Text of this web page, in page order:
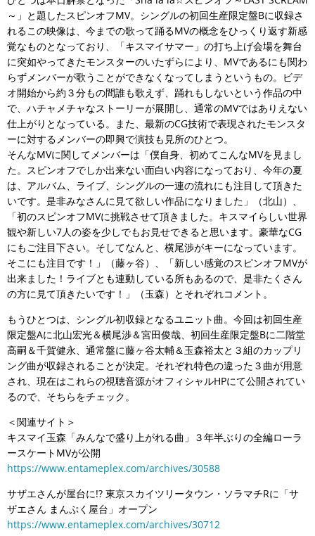
～」と題したスピンオフMV。シングルの初回生産限定盤Bに収録さ
れるこの映像は、今までの歌って踊るMVの概念をひっくり返す新感
覚なものとなっており、「キスマイサマー」の打ち上げ会場を舞台
に突如やってきたモンスターのいたずらにより、MVであるにも関わ
らずメンバーが歌うことができなくなってしまうというもの。ビデ
オ開始から約３分もの間誰も歌えず、踊れもしないという作品の中
で、ハチャメチャなストーリーが展開し、通常のMVではありえない
仕上がりとなっている。また、最新のCG技術で表現されたモンスタ
ーに対するメンバーの即興で演技も見所のひとつ。
そんなMVに関してメンバーは「僕自身、初めてこんなMVを見まし
た。スピンオフでしか出来ない面白い内容になっており、今年の夏
は、アルバム、ライブ、シングルの一連の流れにも注目して頂きた
いです。是非みなさんに見て欲しい作品になりました」（北山）、
「初のスピンオフMVに挑戦させて頂きました。キスマイらしい世界
観や新しい7人の姿を少しでもお見せできると思います。豪華なCG
にもご注目下さい。そしてなんと、横尾渉がキーになっています。
そこにも注目です！」（藤ヶ谷）、「新しい感覚のスピンオフMVが
出来ました！ライブとも連動している所もあるので、是非たくさん
の方に見て頂きたいです！」（玉森）とそれぞれコメント。
もうひとつは、シングル初収録となるユニット曲。今回は初回生産
限定盤Aに北山宏光＆横尾渉＆宮田俊哉、初回生産限定盤Bに二階堂
高嗣＆千賀健永、通常盤に藤ヶ谷太輔＆玉森裕太と３組のカップリ
ング曲が収録されることが決定。それぞれ特色の違った３曲が用意
され、現在はこれらの視聴音源がオフィシャルHPにて公開されてい
るので、そちらをチェック。
＜関連サイト＞
キスマイ玉森「みんなで盛り上がれる曲」３年半ぶりの全編ローラ
ースケートMVが公開
https://www.entameplex.com/archives/30588
サザエさんが屋台に!? 東京スカイツリータウン・ソラマチRに「サ
ザエさん まんぷく屋台」オープン
https://www.entameplex.com/archives/30712